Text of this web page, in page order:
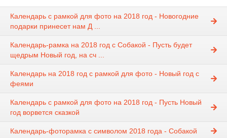
Календарь с рамкой для фото на 2018 год - Новогодние
подарки принесет нам Д ...
Календарь-рамка на 2018 год с Собакой - Пусть будет
щедрым Новый год, на сч ...
Календарь на 2018 год с рамкой для фото - Новый год с
феями
Календарь с рамкой для фото на 2018 год - Пусть Новый
год ворвется сказкой
Календарь-фоторамка с символом 2018 года - Собакой